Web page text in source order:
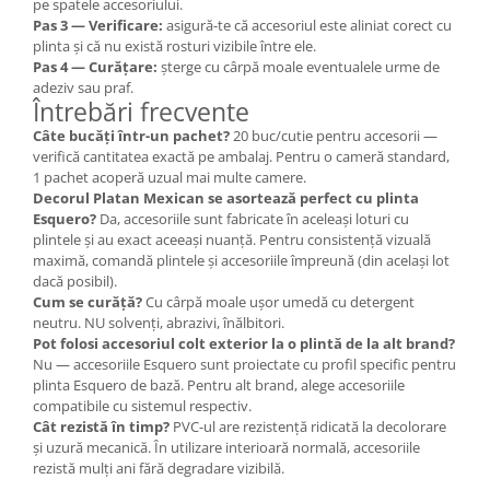
Pas 3 — Verificare: asigură-te că accesoriul este aliniat corect cu
plinta și că nu există rosturi vizibile între ele.
Pas 4 — Curățare: șterge cu cârpă moale eventualele urme de
adeziv sau praf.
Întrebări frecvente
Câte bucăți într-un pachet? 20 buc/cutie pentru accesorii —
verifică cantitatea exactă pe ambalaj. Pentru o cameră standard,
1 pachet acoperă uzual mai multe camere.
Decorul Platan Mexican se asortează perfect cu plinta
Esquero? Da, accesoriile sunt fabricate în aceleași loturi cu
plintele și au exact aceeași nuanță. Pentru consistență vizuală
maximă, comandă plintele și accesoriile împreună (din același lot
dacă posibil).
Cum se curăță?Cu cârpă moale ușor umedă cu detergent
neutru. NU solvenți, abrazivi, înălbitori.
Pot folosi accesoriul colt exterior la o plintă de la alt brand?
Nu — accesoriile Esquero sunt proiectate cu profil specific pentru
plinta Esquero de bază. Pentru alt brand, alege accesoriile
compatibile cu sistemul respectiv.
Cât rezistă în timp? PVC-ul are rezistență ridicată la decolorare
și uzură mecanică. În utilizare interioară normală, accesoriile
rezistă mulți ani fără degradare vizibilă.